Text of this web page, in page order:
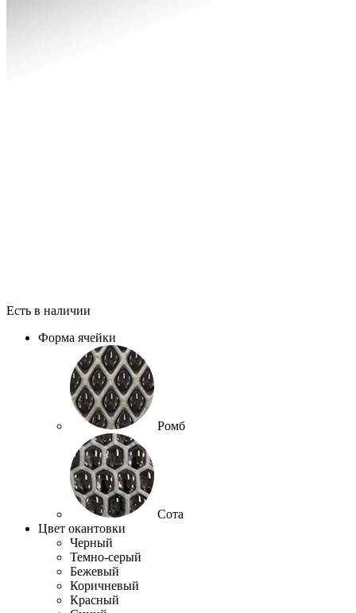
Есть в наличии
Форма ячейки
Ромб
Сота
Цвет окантовки
Черный
Темно-серый
Бежевый
Коричневый
Красный